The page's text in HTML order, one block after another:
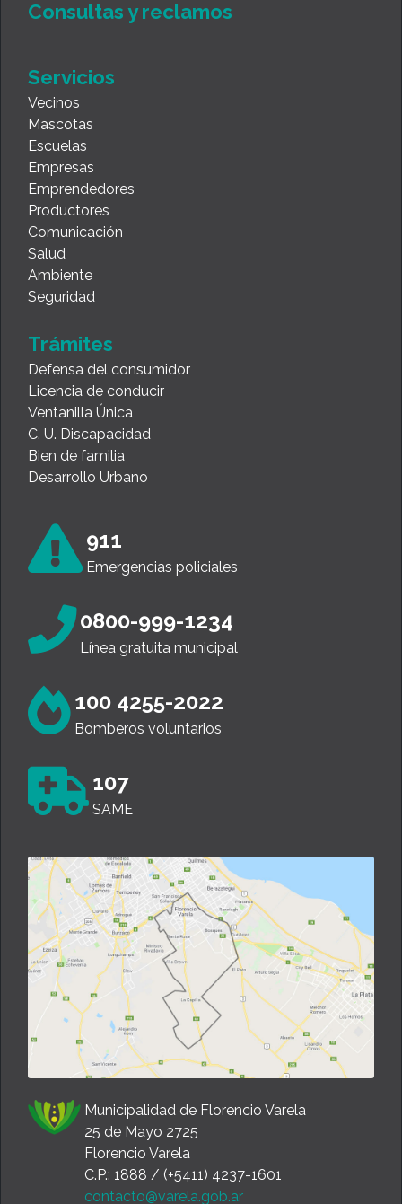
Consultas y reclamos
Servicios
Vecinos
Mascotas
Escuelas
Empresas
Emprendedores
Productores
Comunicación
Salud
Ambiente
Seguridad
Trámites
Defensa del consumidor
Licencia de conducir
Ventanilla Única
C. U. Discapacidad
Bien de familia
Desarrollo Urbano
911
Emergencias policiales
0800-999-1234
Línea gratuita municipal
100 4255-2022
Bomberos voluntarios
107
SAME
Municipalidad de Florencio Varela
25 de Mayo 2725
Florencio Varela
C.P.: 1888 / (+5411) 4237-1601
contacto@varela.gob.ar